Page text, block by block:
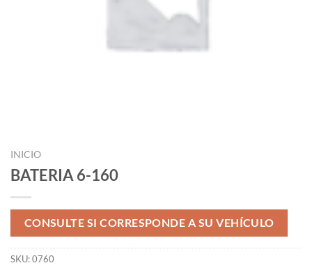
INICIO
BATERIA 6-160
CONSULTE SI CORRESPONDE A SU VEHÍCULO
SKU:0760